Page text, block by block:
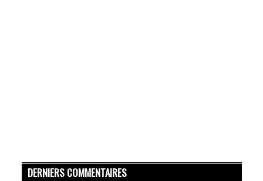
DERNIERS COMMENTAIRES